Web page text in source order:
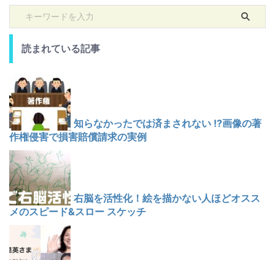
読まれている記事
知らなかったでは済まされない !?画像の著
作権侵害で損害賠償請求の実例
右脳を活性化！絵を描かない人ほどオスス
メのスピード&スロー スケッチ